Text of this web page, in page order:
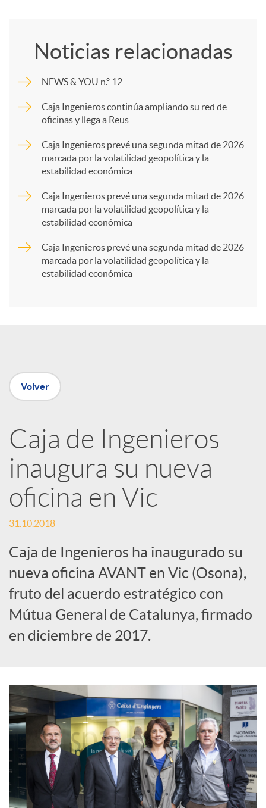
p
a
n
e
d
e
s
S
o
c
i
a
l
Noticias relacionadas
NEWS & YOU n.º 12
Caja Ingenieros continúa ampliando su red de
oficinas y llega a Reus
Caja Ingenieros prevé una segunda mitad de 2026
marcada por la volatilidad geopolítica y la
estabilidad económica
Caja Ingenieros prevé una segunda mitad de 2026
marcada por la volatilidad geopolítica y la
estabilidad económica
Caja Ingenieros prevé una segunda mitad de 2026
marcada por la volatilidad geopolítica y la
estabilidad económica
Volver
Caja de Ingenieros
inaugura su nueva
oficina en Vic
31.10.2018
Caja de Ingenieros ha inaugurado su
nueva oficina AVANT en Vic (Osona),
fruto del acuerdo estratégico con
Mútua General de Catalunya, firmado
en diciembre de 2017.